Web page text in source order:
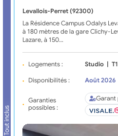
Tout inclus
Levallois-Perret (92300)
La Résidence Campus Odalys
à 180 mètres de la gare Clichy-
Lazare, à 150…
Logements : Studio T1
Disponibilités : Août 2026
Garanties
possibles :
Garant